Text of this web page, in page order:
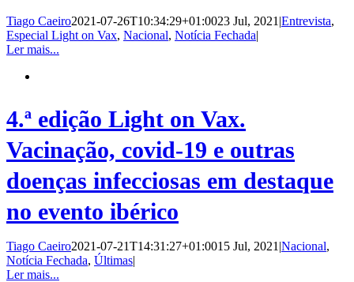
Tiago Caeiro2021-07-26T10:34:29+01:0023 Jul, 2021 |Entrevista,
Especial Light on Vax, Nacional, Notícia Fechada|
Ler mais...
4.ª edição Light on Vax.
Vacinação, covid-19 e outras
doenças infecciosas em destaque
no evento ibérico
Tiago Caeiro2021-07-21T14:31:27+01:0015 Jul, 2021 |Nacional,
Notícia Fechada, Últimas|
Ler mais...